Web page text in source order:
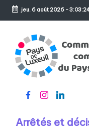
Skip
content
jeu. 6 août 2026-
m
sens
l'accueil
FacebookInstagramLinkedin
Arrêtés et